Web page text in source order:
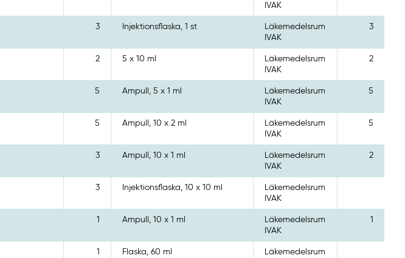
IVAK
3 Injektionsflaska, 1 st
Läkemedelsrum
IVAK
3
2 5 x 10 ml
Läkemedelsrum
IVAK
2
5 Ampull, 5 x 1 ml
Läkemedelsrum
IVAK
5
5 Ampull, 10 x 2 ml
Läkemedelsrum
IVAK
5
3 Ampull, 10 x 1 ml
Läkemedelsrum
IVAK
2
3 Injektionsflaska, 10 x 10 ml
Läkemedelsrum
IVAK
1 Ampull, 10 x 1 ml
Läkemedelsrum
IVAK
1
1 Flaska, 60 ml
Läkemedelsrum